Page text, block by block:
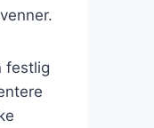
festlig